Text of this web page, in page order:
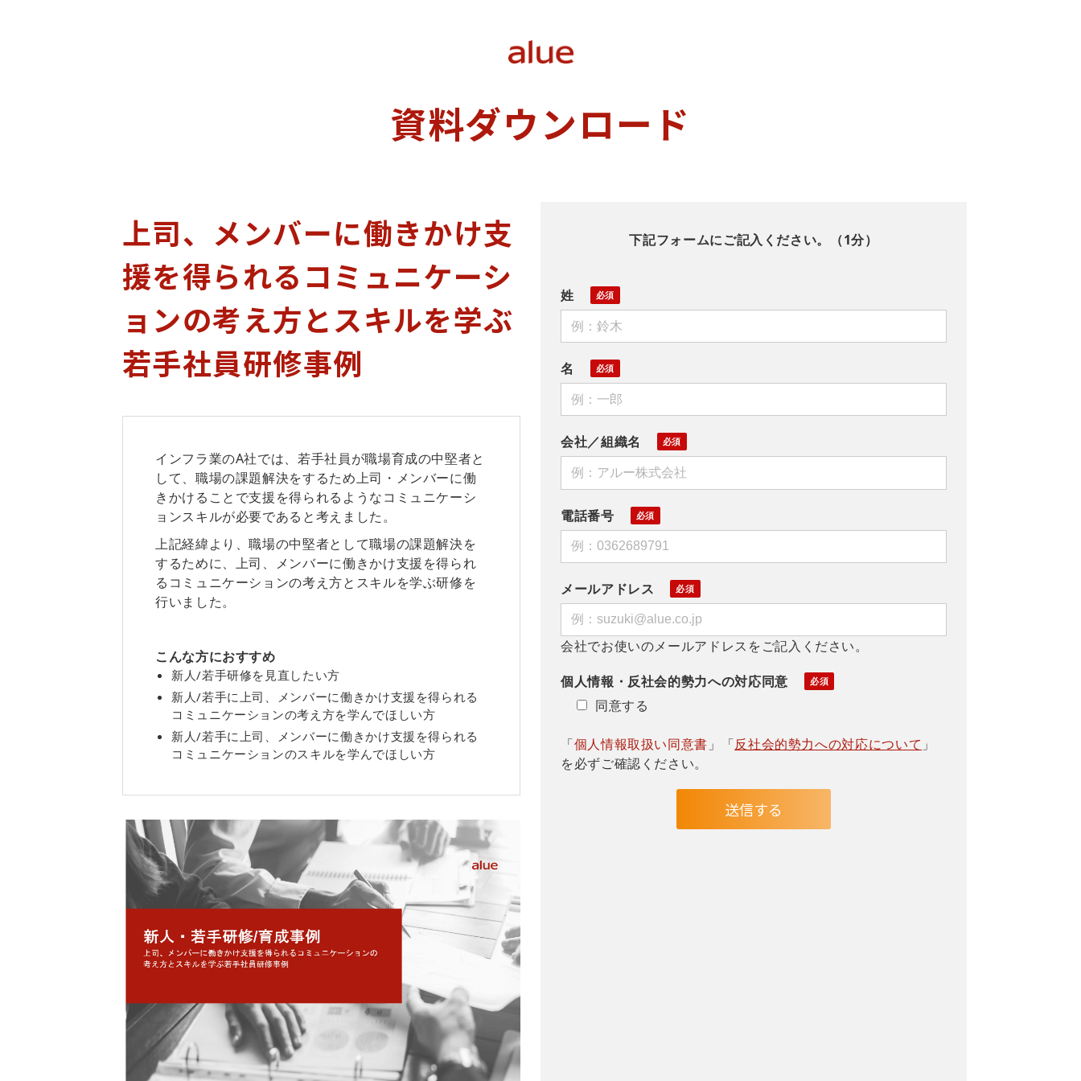
資料ダウンロード
上司、メンバーに働きかけ支
援を得られるコミュニケーシ
ョンの考え方とスキルを学ぶ
若手社員研修事例
インフラ業のA社では、若手社員が職場育成の中堅者と
して、職場の課題解決をするため上司・メンバーに働
きかけることで支援を得られるようなコミュニケーシ
ョンスキルが必要であると考えました。
上記経緯より、職場の中堅者として職場の課題解決を
するために、上司、メンバーに働きかけ支援を得られ
るコミュニケーションの考え方とスキルを学ぶ研修を
行いました。
こんな方におすすめ
新人/若手研修を見直したい方
新人/若手に上司、メンバーに働きかけ支援を得られる
コミュニケーションの考え方を学んでほしい方
新人/若手に上司、メンバーに働きかけ支援を得られる
コミュニケーションのスキルを学んでほしい方
下記フォームにご記入ください。（1分）
姓
名
会社／組織名
電話番号
メールアドレス
会社でお使いのメールアドレスをご記入ください。
個人情報・反社会的勢力への対応同意
同意する
「個人情報取扱い同意書 」「反社会的勢力への対応について 」
を必ずご確認ください。